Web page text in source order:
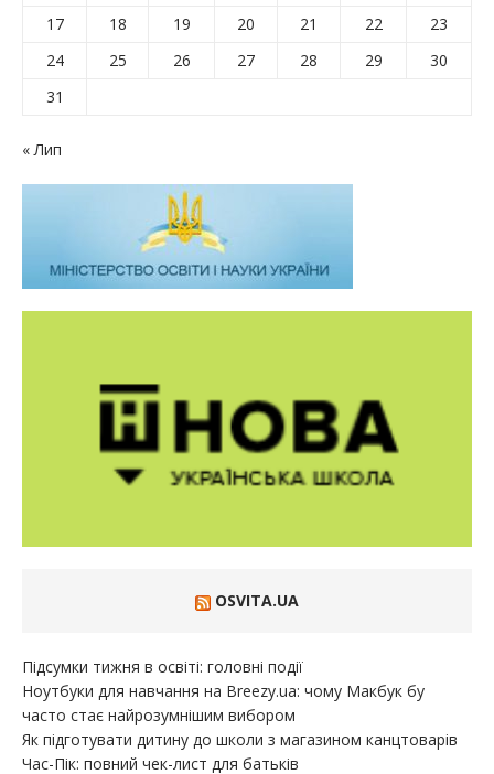
17
18 19 20 21 22
23
24
25 26 27 28 29
30
31
« Лип
OSVITA.UA
Підсумки тижня в освіті: головні події
Ноутбуки для навчання на Breezy.ua: чому Макбук бу
часто стає найрозумнішим вибором
Як підготувати дитину до школи з магазином канцтоварів
Час-Пік: повний чек-лист для батьків